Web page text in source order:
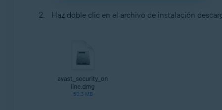
Haz doble clic en el archivo de instalación